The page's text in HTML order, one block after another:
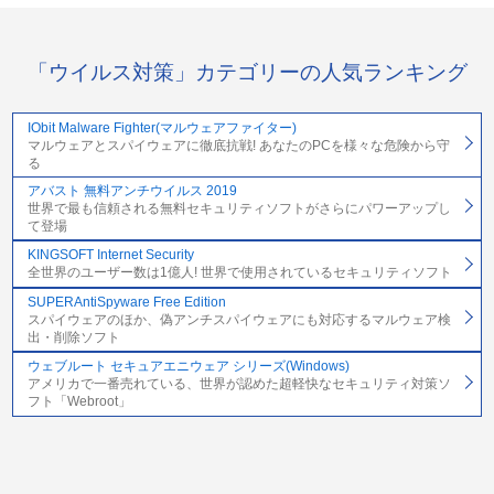
「ウイルス対策」カテゴリーの人気ランキング
IObit Malware Fighter(マルウェアファイター)
マルウェアとスパイウェアに徹底抗戦! あなたのPCを様々な危険から守
る
アバスト 無料アンチウイルス 2019
世界で最も信頼される無料セキュリティソフトがさらにパワーアップし
て登場
KINGSOFT Internet Security
全世界のユーザー数は1億人! 世界で使用されているセキュリティソフト
SUPERAntiSpyware Free Edition
スパイウェアのほか、偽アンチスパイウェアにも対応するマルウェア検
出・削除ソフト
ウェブルート セキュアエニウェア シリーズ(Windows)
アメリカで一番売れている、世界が認めた超軽快なセキュリティ対策ソ
フト「Webroot」